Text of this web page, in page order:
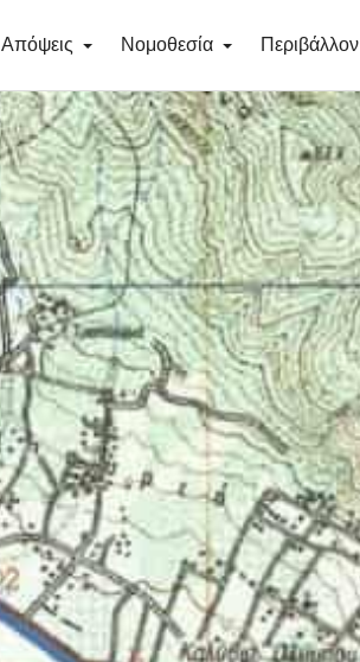
Απόψεις Νομοθεσία Περιβάλλον